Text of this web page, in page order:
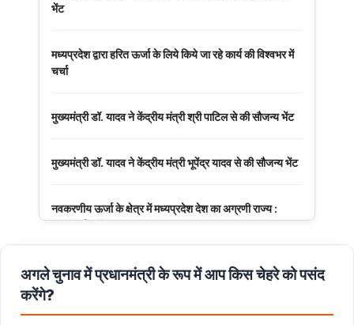
भेंट
मध्यप्रदेश द्वारा हरित ऊर्जा के लिये किये जा रहे कार्य की विश्वभर में
चर्चा
मुख्यमंत्री डॉ. यादव ने केंद्रीय मंत्री श्री पाटिल से की सौजन्य भेंट
मुख्यमंत्री डॉ. यादव ने केंद्रीय मंत्री भूपेंद्र यादव से की सौजन्य भेंट
नवकरणीय ऊर्जा के क्षेत्र में मध्यप्रदेश देश का अग्रणी राज्य :
मुख्यमंत्री डॉ. यादव
मुख्यमंत्री डॉ. यादव की जनोन्मुखी पहल
मुख्यमंत्री डॉ. यादव ने पूर्व विदेश मंत्री श्रीमती सुषमा स्वराज की
अगले चुनाव में प्रधानमंत्री के रूप में आप किस चेहरे को पसंद
करेंगे?